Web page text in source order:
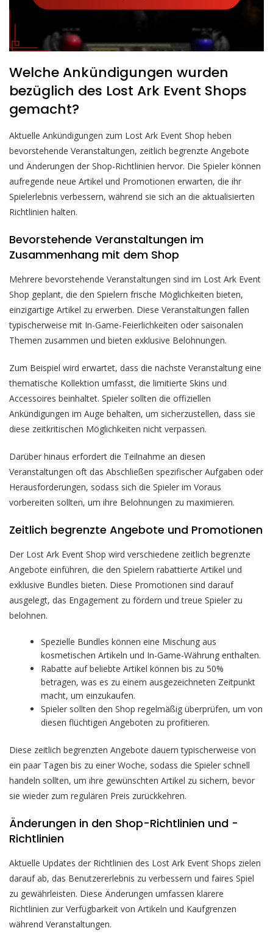
Welche Ankündigungen wurden
bezüglich des Lost Ark Event Shops
gemacht?
Aktuelle Ankündigungen zum Lost Ark Event Shop heben
bevorstehende Veranstaltungen, zeitlich begrenzte Angebote
und Änderungen der Shop-Richtlinien hervor. Die Spieler können
aufregende neue Artikel und Promotionen erwarten, die ihr
Spielerlebnis verbessern, während sie sich an die aktualisierten
Richtlinien halten.
Bevorstehende Veranstaltungen im
Zusammenhang mit dem Shop
Mehrere bevorstehende Veranstaltungen sind im Lost Ark Event
Shop geplant, die den Spielern frische Möglichkeiten bieten,
einzigartige Artikel zu erwerben. Diese Veranstaltungen fallen
typischerweise mit In-Game-Feierlichkeiten oder saisonalen
Themen zusammen und bieten exklusive Belohnungen.
Zum Beispiel wird erwartet, dass die nächste Veranstaltung eine
thematische Kollektion umfasst, die limitierte Skins und
Accessoires beinhaltet. Spieler sollten die offiziellen
Ankündigungen im Auge behalten, um sicherzustellen, dass sie
diese zeitkritischen Möglichkeiten nicht verpassen.
Darüber hinaus erfordert die Teilnahme an diesen
Veranstaltungen oft das Abschließen spezifischer Aufgaben oder
Herausforderungen, sodass sich die Spieler im Voraus
vorbereiten sollten, um ihre Belohnungen zu maximieren.
Zeitlich begrenzte Angebote und Promotionen
Der Lost Ark Event Shop wird verschiedene zeitlich begrenzte
Angebote einführen, die den Spielern rabattierte Artikel und
exklusive Bundles bieten. Diese Promotionen sind darauf
ausgelegt, das Engagement zu fördern und treue Spieler zu
belohnen.
Spezielle Bundles können eine Mischung aus
kosmetischen Artikeln und In-Game-Währung enthalten.
Rabatte auf beliebte Artikel können bis zu 50%
betragen, was es zu einem ausgezeichneten Zeitpunkt
macht, um einzukaufen.
Spieler sollten den Shop regelmäßig überprüfen, um von
diesen flüchtigen Angeboten zu profitieren.
Diese zeitlich begrenzten Angebote dauern typischerweise von
ein paar Tagen bis zu einer Woche, sodass die Spieler schnell
handeln sollten, um ihre gewünschten Artikel zu sichern, bevor
sie wieder zum regulären Preis zurückkehren.
Änderungen in den Shop-Richtlinien und -
Richtlinien
Aktuelle Updates der Richtlinien des Lost Ark Event Shops zielen
darauf ab, das Benutzererlebnis zu verbessern und faires Spiel
zu gewährleisten. Diese Änderungen umfassen klarere
Richtlinien zur Verfügbarkeit von Artikeln und Kaufgrenzen
während Veranstaltungen.